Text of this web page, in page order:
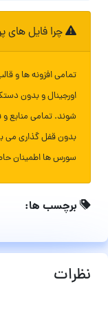
چرا فایل های
تمامی افزونه ها و
اورجینال و بدون
شوند. تمامی منابع
بدون قفل گذاری می
سورس ها اطمینان
برچسب ها:
نظرات